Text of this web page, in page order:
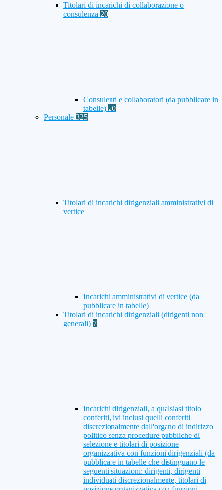
Titolari di incarichi di collaborazione o
consulenza 20
Consulenti e collaboratori (da pubblicare in
tabelle) 20
Personale 325
Titolari di incarichi dirigenziali amministrativi di
vertice
Incarichi amministrativi di vertice (da
pubblicare in tabelle)
Titolari di incarichi dirigenziali (dirigenti non
generali) 7
Incarichi dirigenziali, a qualsiasi titolo
conferiti, ivi inclusi quelli conferiti
discrezionalmente dall'organo di indirizzo
politico senza procedure pubbliche di
selezione e titolari di posizione
organizzativa con funzioni dirigenziali (da
pubblicare in tabelle che distinguano le
seguenti situazioni: dirigenti, dirigenti
individuati discrezionalmente, titolari di